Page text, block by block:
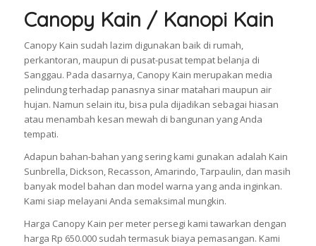
Canopy Kain / Kanopi Kain
Canopy Kain sudah lazim digunakan baik di rumah,
perkantoran, maupun di pusat-pusat tempat belanja di
Sanggau. Pada dasarnya, Canopy Kain merupakan media
pelindung terhadap panasnya sinar matahari maupun air
hujan. Namun selain itu, bisa pula dijadikan sebagai hiasan
atau menambah kesan mewah di bangunan yang Anda
tempati.
Adapun bahan-bahan yang sering kami gunakan adalah Kain
Sunbrella, Dickson, Recasson, Amarindo, Tarpaulin, dan masih
banyak model bahan dan model warna yang anda inginkan.
Kami siap melayani Anda semaksimal mungkin.
Harga Canopy Kain per meter persegi kami tawarkan dengan
harga Rp 650.000 sudah termasuk biaya pemasangan. Kami